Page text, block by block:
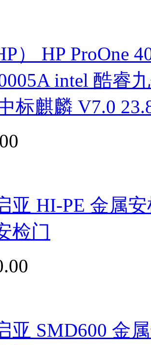
） HP ProOne
intel 酷睿
标麒麟 V7.0
亚 HI-PE 金属
检门
亚 SMD600 金